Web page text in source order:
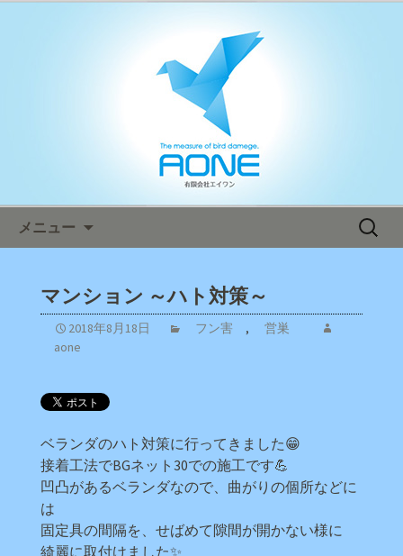
エイワン オフィシャルブログ
メニュー
検
マンション ～ハト対策～
2018年8月18日 フン害 ,
営巣
aone
ベランダのハト対策に行ってきました😁
接着工法でBGネット30での施工です💪
凹凸があるベランダなので、曲がりの個所などに
は
固定具の間隔を、せばめて隙間が開かない様に
綺麗に取付けました✨